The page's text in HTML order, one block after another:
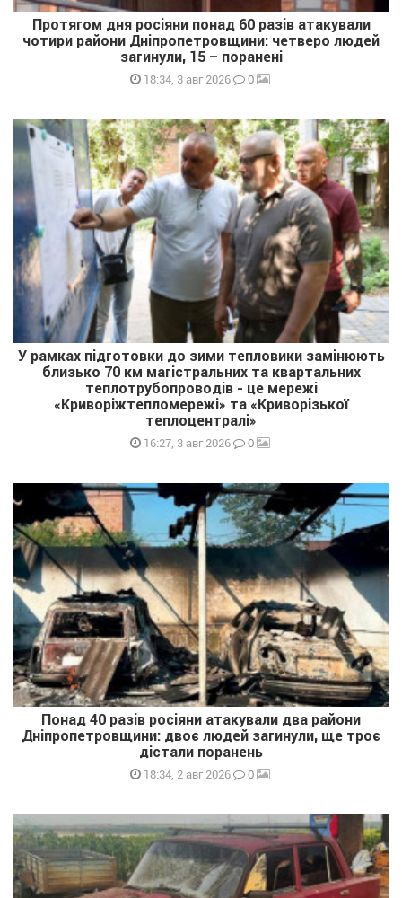
Протягом дня росіяни понад 60 разів атакували
чотири райони Дніпропетровщини: четверо людей
загинули, 15 – поранені
18:34, 3 авг 2026 0
У рамках підготовки до зими тепловики замінюють
близько 70 км магістральних та квартальних
теплотрубопроводів - це мережі
«Криворіжтепломережі» та «Криворізької
теплоцентралі»
16:27, 3 авг 2026 0
Понад 40 разів росіяни атакували два райони
Дніпропетровщини: двоє людей загинули, ще троє
дістали поранень
18:34, 2 авг 2026 0